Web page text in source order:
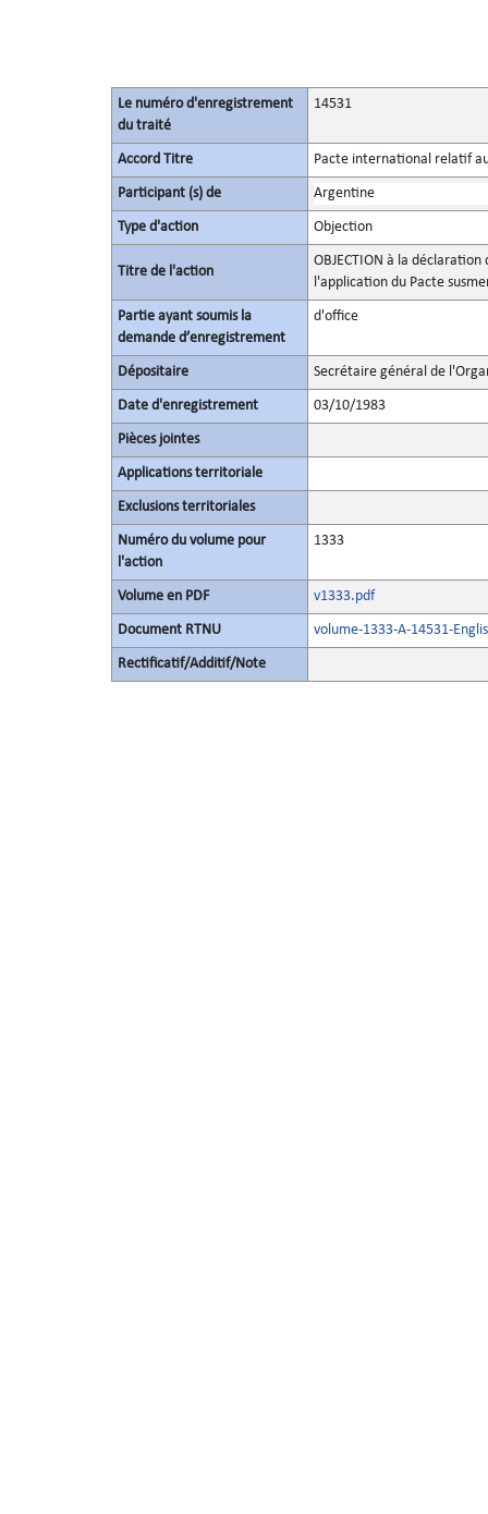
Le numéro d'enregistrement
du traité
14531
Accord Titre Pacte international relatif
Participant (s) de Argentine
Type d'action Objection
Titre de l'action
OBJECTION à la
l'application du Pacte
Partie ayant soumis la
demande d’enregistrement
d'office
Dépositaire Secrétaire général de
Date d'enregistrement 03/10/1983
Pièces jointes
Applications territoriale
Exclusions territoriales
Numéro du volume pour
l'action
1333
Volume en PDF v1333.pdf
Document RTNU volume-1333-A-14531-
Rectificatif/Additif/Note